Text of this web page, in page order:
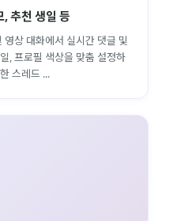
추천 생일 등
상 대화에서 실시간 댓글 및
, 프로필 색상을 맞춤 설정하
스레드 ...